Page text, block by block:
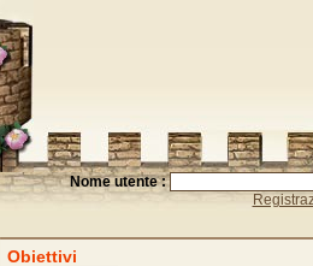
Nome utente :
Obiettivi